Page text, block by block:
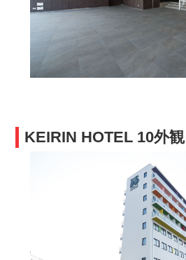
KEIRIN HOTEL 10外観